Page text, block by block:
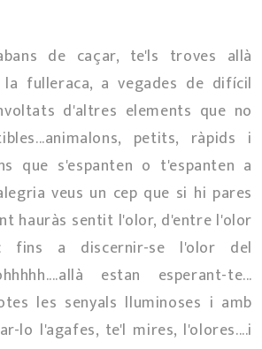
de caçar, te'ls troves allà
fulleraca, a vegades de difícil
d'altres elements que no
petits, ràpids i
que s'espanten o t'espanten a
veus un cep que si hi pares
hauràs sentit l'olor, d'entre l'olor
fins a discernir-se l'olor del
estan esperant-te...
les senyals lluminoses i amb
lo l'agafes, te'l mires, l'olores....i